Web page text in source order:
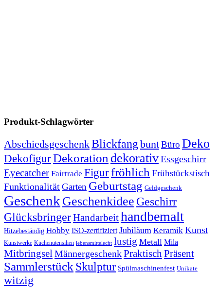
Produkt-Schlagwörter
AbschiedsgeschenkBlickfang buntBüro Deko
DekofigurDekoration dekorativEssgeschirr
Eyecatcher Fairtrade Figurfröhlich Frühstückstisch
FunktionalitätGarten Geburtstag Geldgeschenk
Geschenk Geschenkidee Geschirr
GlücksbringerHandarbeithandbemalt
Hitzebeständig Hobby ISO-zertifiziert Jubiläum Keramik Kunst
Kunstwerke Küchenutensilien lebensmittelecht lustig Metall Mila
MitbringselMännergeschenkPraktischPräsent
Sammlerstück Skulptur Spülmaschinenfest Unikate
witzig